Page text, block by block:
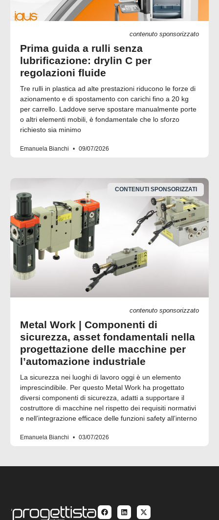
contenuto sponsorizzato
Prima guida a rulli senza
lubrificazione: drylin C per
regolazioni fluide
Tre rulli in plastica ad alte prestazioni riducono le forze di
azionamento e di spostamento con carichi fino a 20 kg
per carrello. Laddove serve spostare manualmente porte
o altri elementi mobili, è fondamentale che lo sforzo
richiesto sia minimo
Emanuela Bianchi 09/07/2026
CONTENUTI SPONSORIZZATI
contenuto sponsorizzato
Metal Work | Componenti di
sicurezza, asset fondamentali nella
progettazione delle macchine per
l’automazione industriale
La sicurezza nei luoghi di lavoro oggi è un elemento
imprescindibile. Per questo Metal Work ha progettato
diversi componenti di sicurezza, adatti a supportare il
costruttore di macchine nel rispetto dei requisiti normativi
e nell’integrazione efficace delle funzioni safety all’interno
Emanuela Bianchi 03/07/2026